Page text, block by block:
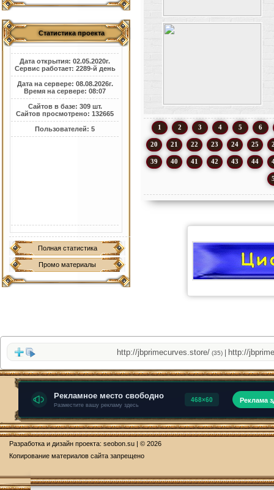
Статистика проекта
Дата открытия: 02.05.2020г.
Сервис работает: 2289-й день
Дата на сервере: 08.08.2026г.
Время на сервере: 08:07
Сайтов в базе: 309 шт.
Сайтов просмотрено: 132665
Пользователей: 5
Полная статистика
Промо материалы
1 2 3 4 5 6
20 21 22 23 24 25
39 40 41 42 43 44
http://jbprimecurves.store/(35)|http://
Разработка и дизайн проекта: seobon.su | © 2026
Копирование материалов сайта запрещено